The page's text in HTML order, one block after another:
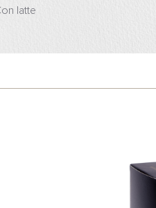
latte